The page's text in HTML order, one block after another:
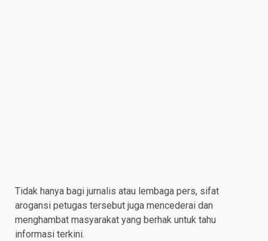
Tidak hanya bagi jurnalis atau lembaga pers, sifat
arogansi petugas tersebut juga mencederai dan
menghambat masyarakat yang berhak untuk tahu
informasi terkini.